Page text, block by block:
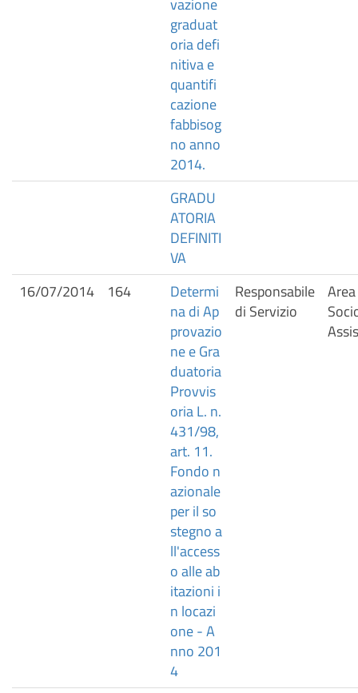
vazione
graduat
oria defi
nitiva e
quantifi
cazione
fabbisog
no anno
2014.
GRADU
ATORIA
DEFINITI
VA
16/07/2014
164
Determi
na di Ap
provazio
ne e Gra
duatoria
Provvis
oria L. n.
431/98,
art. 11.
Fondo n
azionale
per il so
stegno a
ll'access
o alle ab
itazioni i
n locazi
one - A
nno 201
4
Responsabile
di Servizio